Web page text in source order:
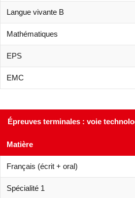
Langue vivante B
Mathématiques
EPS
EMC
Épreuves terminales : voie
Matière
Français (écrit + oral)
Spécialité 1